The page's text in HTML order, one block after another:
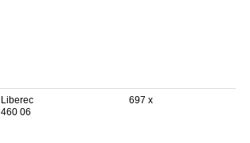
Liberec
460 06
697 x